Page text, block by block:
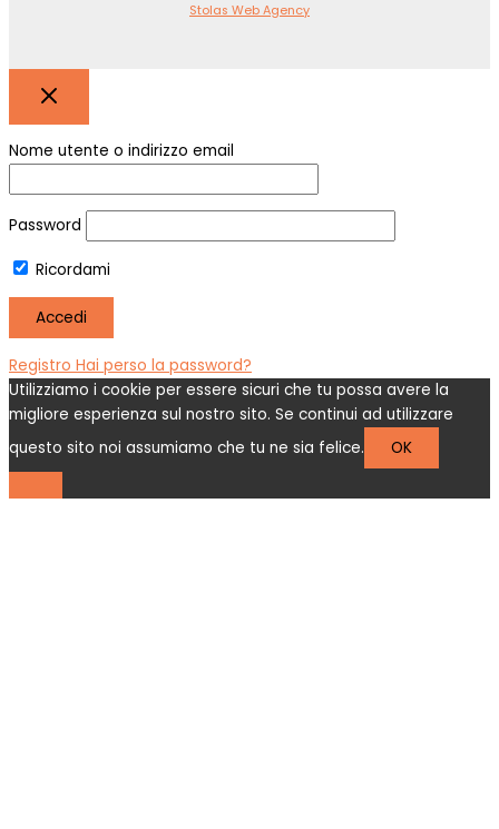
Stolas Web Agency
Nome utente o indirizzo email
Password
Ricordami
Registro Hai perso la password?
Utilizziamo i cookie per essere sicuri che tu possa avere la
migliore esperienza sul nostro sito. Se continui ad utilizzare
questo sito noi assumiamo che tu ne sia felice.
OK